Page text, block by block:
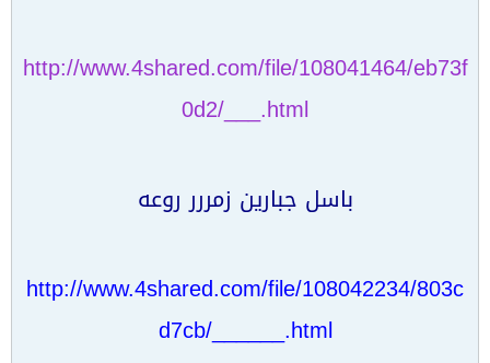
http://www.4shared.com/file/108041464/eb73f
0d2/___.html
باسل جبارين زمررر روعه
http://www.4shared.com/file/108042234/803c
d7cb/______.html